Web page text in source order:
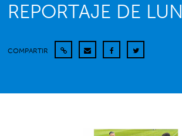
REPORTAJE DE LUN
COMPARTIR